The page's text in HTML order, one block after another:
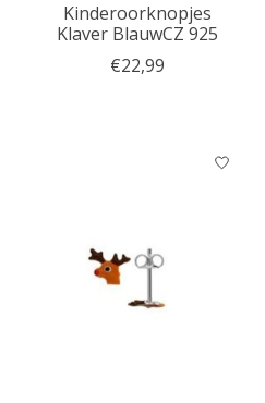
Kinderoorknopjes
Klaver BlauwCZ 925
€22,99